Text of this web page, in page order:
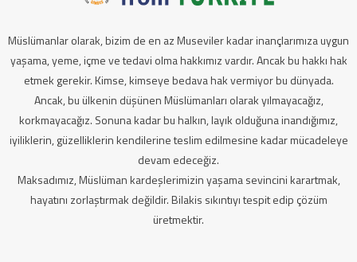
Müslümanlar olarak, bizim de en az Museviler kadar inançlarımıza uygun
yaşama, yeme, içme ve tedavi olma hakkımız vardır. Ancak bu hakkı hak
etmek gerekir. Kimse, kimseye bedava hak vermiyor bu dünyada.
Ancak, bu ülkenin düşünen Müslümanları olarak yılmayacağız,
korkmayacağız. Sonuna kadar bu halkın, layık olduğuna inandığımız,
iyiliklerin, güzelliklerin kendilerine teslim edilmesine kadar mücadeleye
devam edeceğiz.
Maksadımız, Müslüman kardeşlerimizin yaşama sevincini karartmak,
hayatını zorlaştırmak değildir. Bilakis sıkıntıyı tespit edip çözüm
üretmektir.